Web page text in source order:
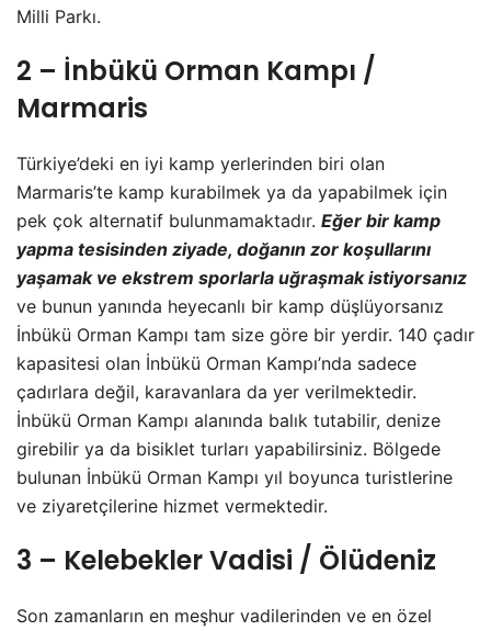
Milli Parkı.
2 – İnbükü Orman Kampı /
Marmaris
Türkiye’deki en iyi kamp yerlerinden biri olan
Marmaris’te kamp kurabilmek ya da yapabilmek için
pek çok alternatif bulunmamaktadır. Eğer bir kamp
yapma tesisinden ziyade, doğanın zor koşullarını
yaşamak ve ekstrem sporlarla uğraşmak istiyorsanız
ve bunun yanında heyecanlı bir kamp düşlüyorsanız
İnbükü Orman Kampı tam size göre bir yerdir. 140 çadır
kapasitesi olan İnbükü Orman Kampı’nda sadece
çadırlara değil, karavanlara da yer verilmektedir.
İnbükü Orman Kampı alanında balık tutabilir, denize
girebilir ya da bisiklet turları yapabilirsiniz. Bölgede
bulunan İnbükü Orman Kampı yıl boyunca turistlerine
ve ziyaretçilerine hizmet vermektedir.
3 – Kelebekler Vadisi / Ölüdeniz
Son zamanların en meşhur vadilerinden ve en özel